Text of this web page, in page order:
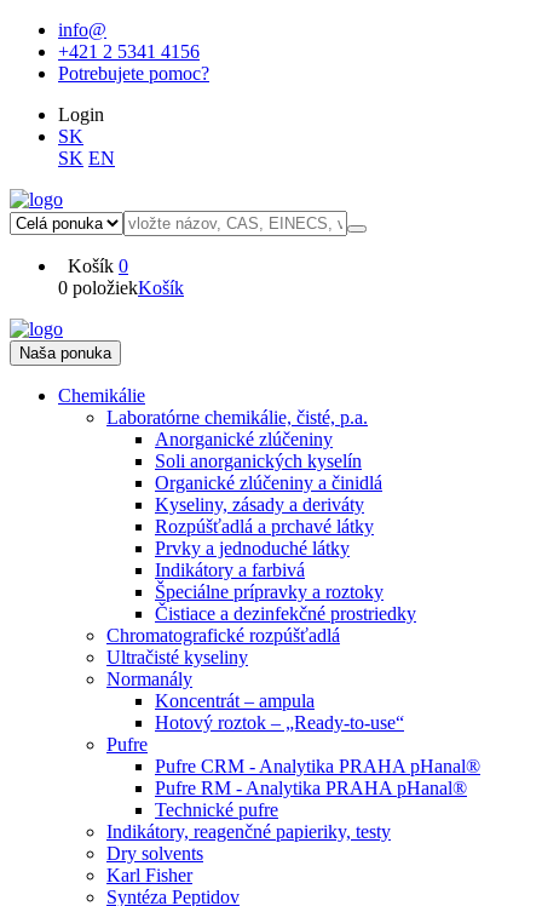
info@
+421 2 5341 4156
Potrebujete pomoc?
Login
SK
SK EN
Košík 0
0 položiekKošík
Naša ponuka
Chemikálie
Laboratórne chemikálie, čisté, p.a.
Anorganické zlúčeniny
Soli anorganických kyselín
Organické zlúčeniny a činidlá
Kyseliny, zásady a deriváty
Rozpúšťadlá a prchavé látky
Prvky a jednoduché látky
Indikátory a farbivá
Špeciálne prípravky a roztoky
Čistiace a dezinfekčné prostriedky
Chromatografické rozpúšťadlá
Ultračisté kyseliny
Normanály
Koncentrát – ampula
Hotový roztok – „Ready-to-use“
Pufre
Pufre CRM - Analytika PRAHA pHanal®
Pufre RM - Analytika PRAHA pHanal®
Technické pufre
Indikátory, reagenčné papieriky, testy
Dry solvents
Karl Fisher
Syntéza Peptidov